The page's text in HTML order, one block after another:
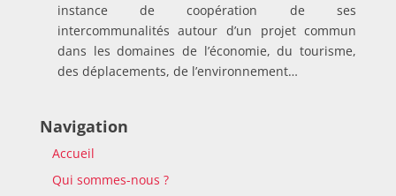
instance de coopération de ses
intercommunalités autour d’un projet commun
dans les domaines de l’économie, du tourisme,
des déplacements, de l’environnement…
Navigation
Accueil
Qui sommes-nous ?